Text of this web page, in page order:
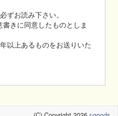
ずお読み下さい。
きに同意したものとしま
以上あるものをお送りいた